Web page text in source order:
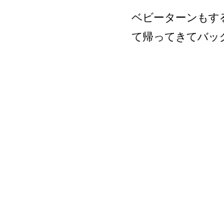
ベビーターンもす
て帰ってきてバッ